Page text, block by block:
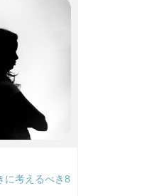
考えるべき8